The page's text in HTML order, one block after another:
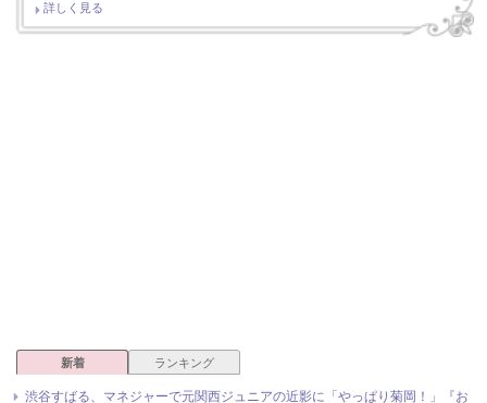
詳しく見る
新着 ランキング
渋谷すばる、マネジャーで元関西ジュニアの近影に「やっぱり菊岡！」『お